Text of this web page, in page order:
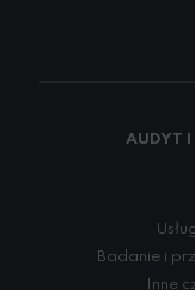
AUDYT I
Badanie i
Inne